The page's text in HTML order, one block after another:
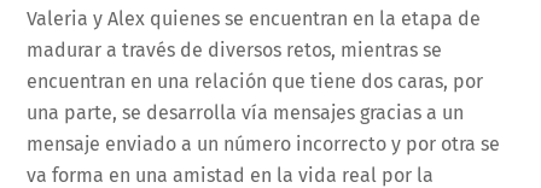
Valeria y Alex quienes se encuentran en la etapa de
madurar a través de diversos retos, mientras se
encuentran en una relación que tiene dos caras, por
una parte, se desarrolla vía mensajes gracias a un
mensaje enviado a un número incorrecto y por otra se
va forma en una amistad en la vida real por la